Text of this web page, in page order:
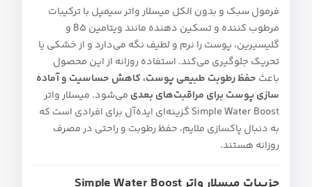
فرمول سبک و بدون الکل میسلار واتر سیمپل با ترکیبات
مرطوب‌ کننده و تسکین‌ دهنده مانند ویتامین B5 و
گلیسیرین، پوست را نرم و لطیف نگه می‌دارد و از خشکی یا
تحریک جلوگیری می‌کند. استفاده روزانه از این محصول
باعث حفظ رطوبت طبیعی پوست، کاهش حساسیت و آماده‌
سازی پوست برای مراقبت‌های بعدی می‌شود. میسلار واتر
Simple Water Boost گزینه‌ای ایده‌آل برای افرادی است که
به دنبال پاکسازی ملایم، حفظ رطوبت و راحتی در مصرف
روزانه هستند.